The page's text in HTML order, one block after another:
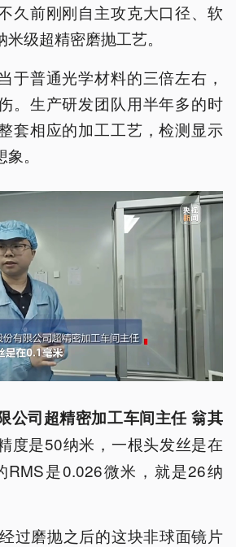
久前刚刚自主攻克大口径、软
级超精密磨抛工艺。
于普通光学材料的三倍左右，
。生产研发团队用半年多的时
套相应的加工工艺，检测显示
。
公司超精密加工车间主任 翁其
度是50纳米，一根头发丝是在
RMS是0.026微米，就是26纳
过磨抛之后的这块非球面镜片